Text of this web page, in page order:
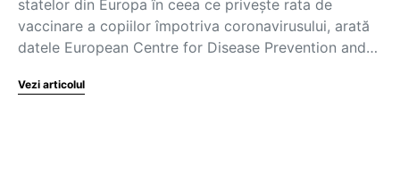
statelor din Europa în ceea ce privește rata de
vaccinare a copiilor împotriva coronavirusului, arată
datele European Centre for Disease Prevention and…
Vezi articolul